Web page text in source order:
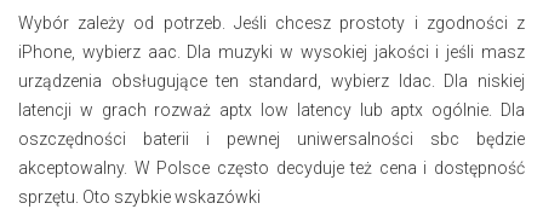
Wybór zależy od potrzeb. Jeśli chcesz prostoty i zgodności z
iPhone, wybierz aac. Dla muzyki w wysokiej jakości i jeśli masz
urządzenia obsługujące ten standard, wybierz ldac. Dla niskiej
latencji w grach rozważ aptx low latency lub aptx ogólnie. Dla
oszczędności baterii i pewnej uniwersalności sbc będzie
akceptowalny. W Polsce często decyduje też cena i dostępność
sprzętu. Oto szybkie wskazówki